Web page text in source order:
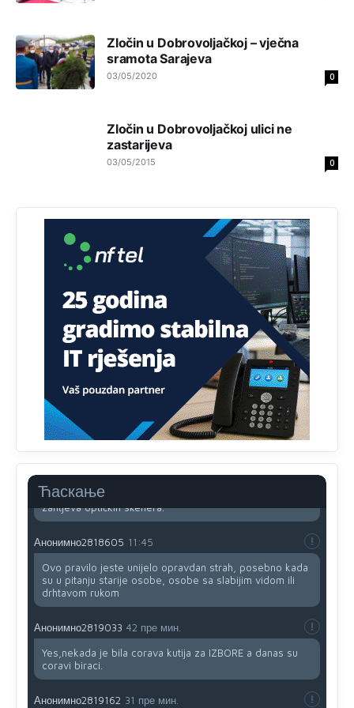
Zločin u Dobrovoljačkoj – vječna
sramota Sarajeva
03/05/2020 0
Zločin u Dobrovoljačkoj ulici ne
zastarijeva
03/05/2015 0
Ћаскање
Анонимно2818605
stopu nepismenosti u regionu.
Анонимно2818605 11:21
zapravo glasaju po nalogu političkih partija, a ne po želji
nepismeno, što čini 38,7% ukupnog stanovništva starijeg
od 10 godina
Анонимно2818605
Prema podacima o informaciono-komunikacionim
tehnologijama, čak 33,4% domaćinstava u BiH uopšte
nema pristup računaru bilo koje vrste (desktop, laptop ili
tablet
Анонимно2818605
11:34
Najveći dio populacije starije od 65 godina uopšte ne
koristi internet, niti ima pristup računarima
Анонимно2818605 11:45
obojiti (popuniti) uvedeno je isključivo zbog tehničkih
zahtjeva optičkih skenera.
Анонимно2818605 11:45
Ovo pravilo jeste unijelo opravdan strah, posebno kada
su u pitanju starije osobe, osobe sa slabijim vidom ili
drhtavom rukom
Анонимно2819033 42 пре мин.
Yes,nekada je bila corava kutija za IZBORE a danas su
coravi biraci.
Анонимно2819162 31 пре мин.